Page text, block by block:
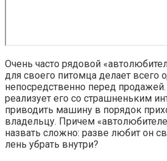
Очень часто рядовой
для своего питомца делает всего
непосредственно перед
реализует его со страшненьким
приводить машину в порядок
владельцу. Причем
назвать сложно: разве любит он
лень убрать внутри?